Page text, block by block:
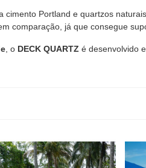
Portland e quartzos
comparação, já que consegue
, o DECK QUARTZ é desenvolvido